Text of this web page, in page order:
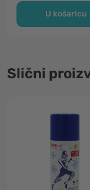
U košaricu
Slični